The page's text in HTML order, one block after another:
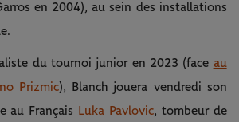
en 2004), au sein des installations
du tournoi junior en 2023 (face au
Prizmic), Blanch jouera vendredi son
au Français
Luka Pavlovic, tombeur de